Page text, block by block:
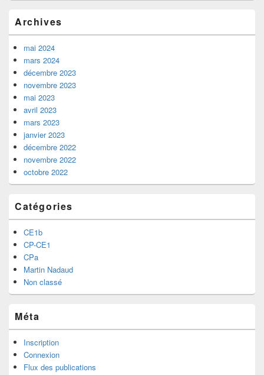
Archives
mai 2024
mars 2024
décembre 2023
novembre 2023
mai 2023
avril 2023
mars 2023
janvier 2023
décembre 2022
novembre 2022
octobre 2022
Catégories
CE1b
CP-CE1
CPa
Martin Nadaud
Non classé
Méta
Inscription
Connexion
Flux des publications